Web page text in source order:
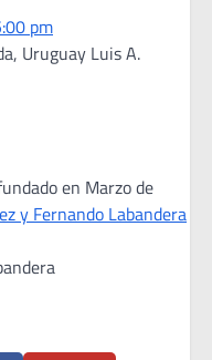
pm
Uruguay Luis A.
en Marzo de
y Fernando Labandera